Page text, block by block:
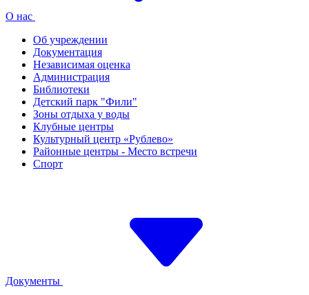
О нас
Об учреждении
Документация
Независимая оценка
Администрация
Библиотеки
Детский парк "Фили"
Зоны отдыха у воды
Клубные центры
Культурный центр «Рублево»
Районные центры - Место встречи
Спорт
Документы